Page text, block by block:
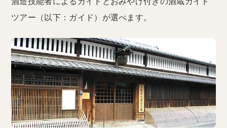
ツアー（以下：ガイド）が選べます。